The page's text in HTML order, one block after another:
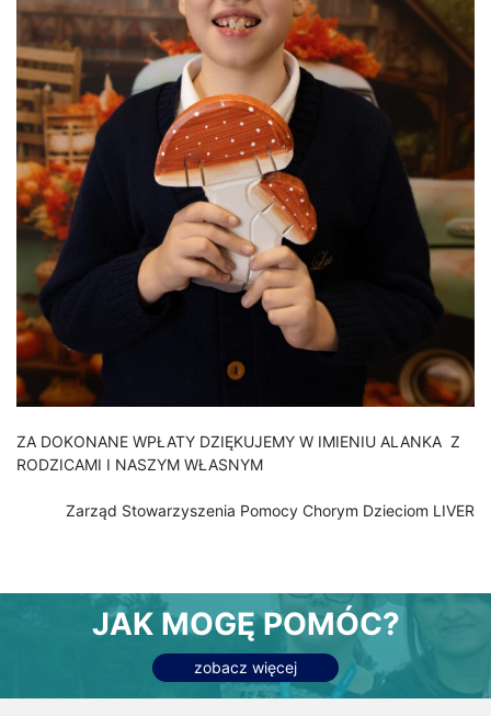
ZA DOKONANE WPŁATY DZIĘKUJEMY W IMIENIU ALANKA Z
RODZICAMI I NASZYM WŁASNYM
Zarząd Stowarzyszenia Pomocy Chorym Dzieciom LIVER
JAK MOGĘ POMÓC?
zobacz więcej